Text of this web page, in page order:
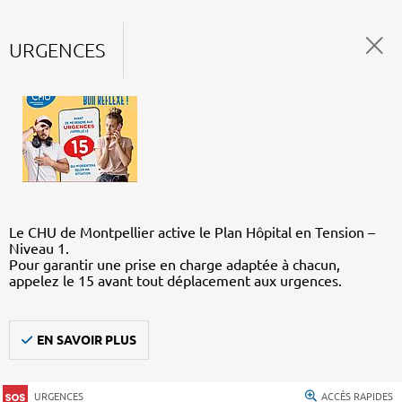
URGENCES
Le CHU de Montpellier active le Plan Hôpital en Tension –
Niveau 1.
Pour garantir une prise en charge adaptée à chacun,
appelez le 15 avant tout déplacement aux urgences.
EN SAVOIR PLUS
URGENCES ACCÈS RAPIDES